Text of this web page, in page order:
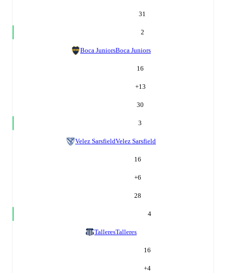
31
2
Boca JuniorsBoca Juniors
16
+13
30
3
Velez SarsfieldVelez Sarsfield
16
+6
28
4
TalleresTalleres
16
+4